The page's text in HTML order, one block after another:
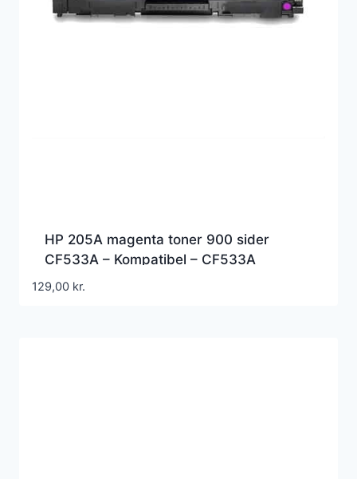
HP 205A magenta toner 900 sider
CF533A – Kompatibel – CF533A
129,00 kr.